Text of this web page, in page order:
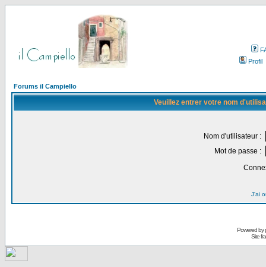
Profil
Forums il Campiello
Veuillez entrer votre nom
Nom d'utilisateur :
Mot de passe :
J'ai
Powered by
Site